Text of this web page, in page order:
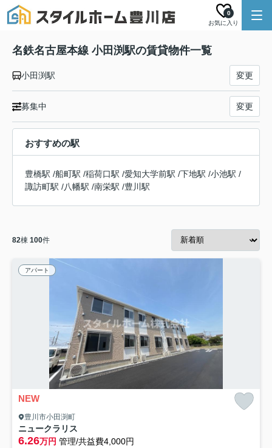
お気に入り
0
名鉄名古屋本線 小田渕駅の賃貸物件一覧
小田渕駅 変更
募集中 変更
おすすめの駅
豊橋駅 /船町駅 /稲荷口駅 /愛知大学前駅 /下地駅 /小池駅 /
諏訪町駅 /八幡駅 /南栄駅 /豊川駅
82棟 100件
アパート
NEW
豊川市小田渕町
ニュークラリス
6.26万円 管理/共益費4,000円